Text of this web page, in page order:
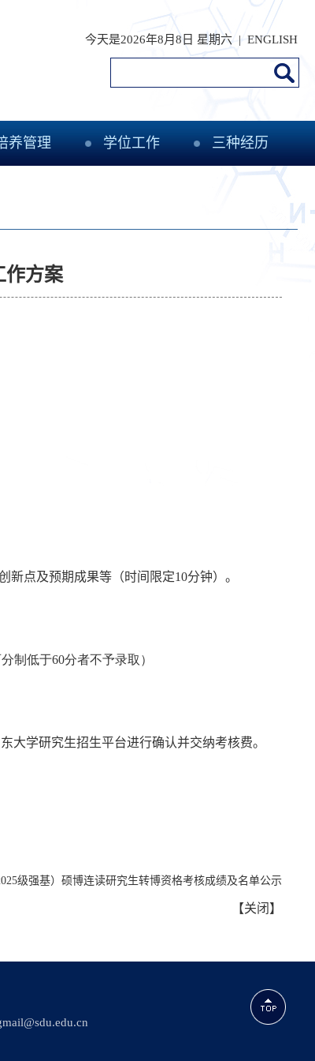
今天是2026年8月8日 星期六 | ENGLISH
养管理 学位工作 三种经历
作方案
新点及预期成果等（时间限定10分钟）。
制低于60分者不予录取）
大学研究生招生平台进行确认并交纳考核费。
级强基）硕博连读研究生转博资格考核成绩及名单公示
【关闭 】